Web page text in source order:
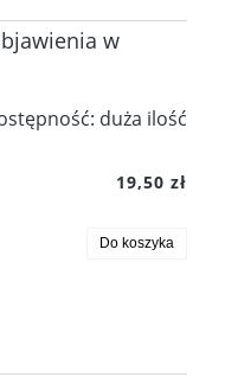
w
duża ilość
19,50 zł
Do koszyka